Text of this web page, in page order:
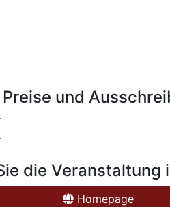
und
die Veranstaltung
Homepage